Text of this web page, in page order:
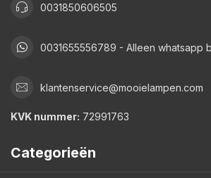
0031850606505
0031655556789 - Alleen whatsapp
klantenservice@mooielampen.com
KVK nummer: 72991763
Categorieën